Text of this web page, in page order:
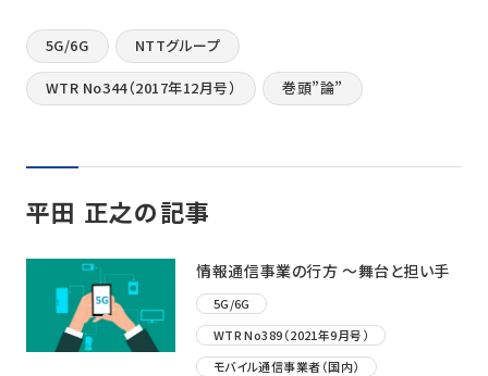
5G/6G NTTグループ
WTR No344（2017年12月号） 巻頭”論”
平田 正之の記事
情報通信事業の行方 ～舞台と担い手
5G/6G
WTR No389（2021年9月号）
モバイル通信事業者（国内）